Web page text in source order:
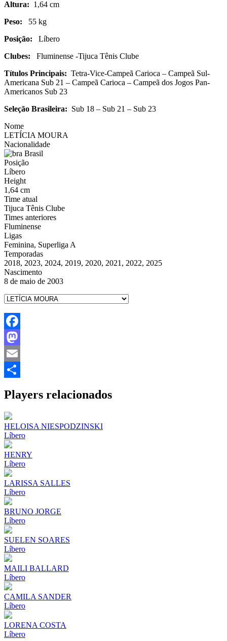
Altura: 1,64 cm
Peso: 55 kg
Posição: Líbero
Clubes: Fluminense -Tijuca Tênis Clube
Títulos Principais: Tetra-Vice-Campeã Carioca – Campeã Sul-
Americana Sub 21 – Campeã Carioca – Campeã dos Jogos Pan-
Americanos Sub 23
Seleção Brasileira: Sub 18 – Sub 21 – Sub 23
Nome
LETÍCIA MOURA
Nacionalidade
Brasil
Posição
Líbero
Height
1,64 cm
Time atual
Tijuca Tênis Clube
Times anteriores
Fluminense
Ligas
Feminina, Superliga A
Temporadas
2018, 2023, 2024, 2019, 2020, 2021, 2022, 2025
Nascimento
8 de maio de 2003
Facebook
Mastodon
Email
Players relacionados
HELOISA NIESPODZINSKI
Líbero
HENRY
Líbero
LARISSA SALLES
Líbero
BRUNO JORGE
Líbero
SUELEN SOARES
Líbero
MAILI BALLARD
Líbero
CAMILA SANDER
Líbero
LORENA COSTA
Líbero